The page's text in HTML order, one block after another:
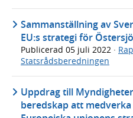
Sammanställning av
EU:s strategi för
Publicerad 05 juli 2022 ·
Statsrådsberedningen
Uppdrag till
beredskap att